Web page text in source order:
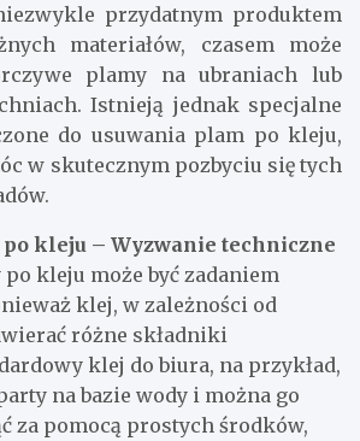
przydatnym produktem
materiałów, czasem może
plamy na ubraniach lub
Istnieją jednak specjalne
do usuwania plam po kleju,
w skutecznym pozbyciu się tych
kleju – Wyzwanie techniczne
kleju może być zadaniem
klej, w zależności od
różne składniki
klej do biura, na przykład,
na bazie wody i można go
za pomocą prostych środków,